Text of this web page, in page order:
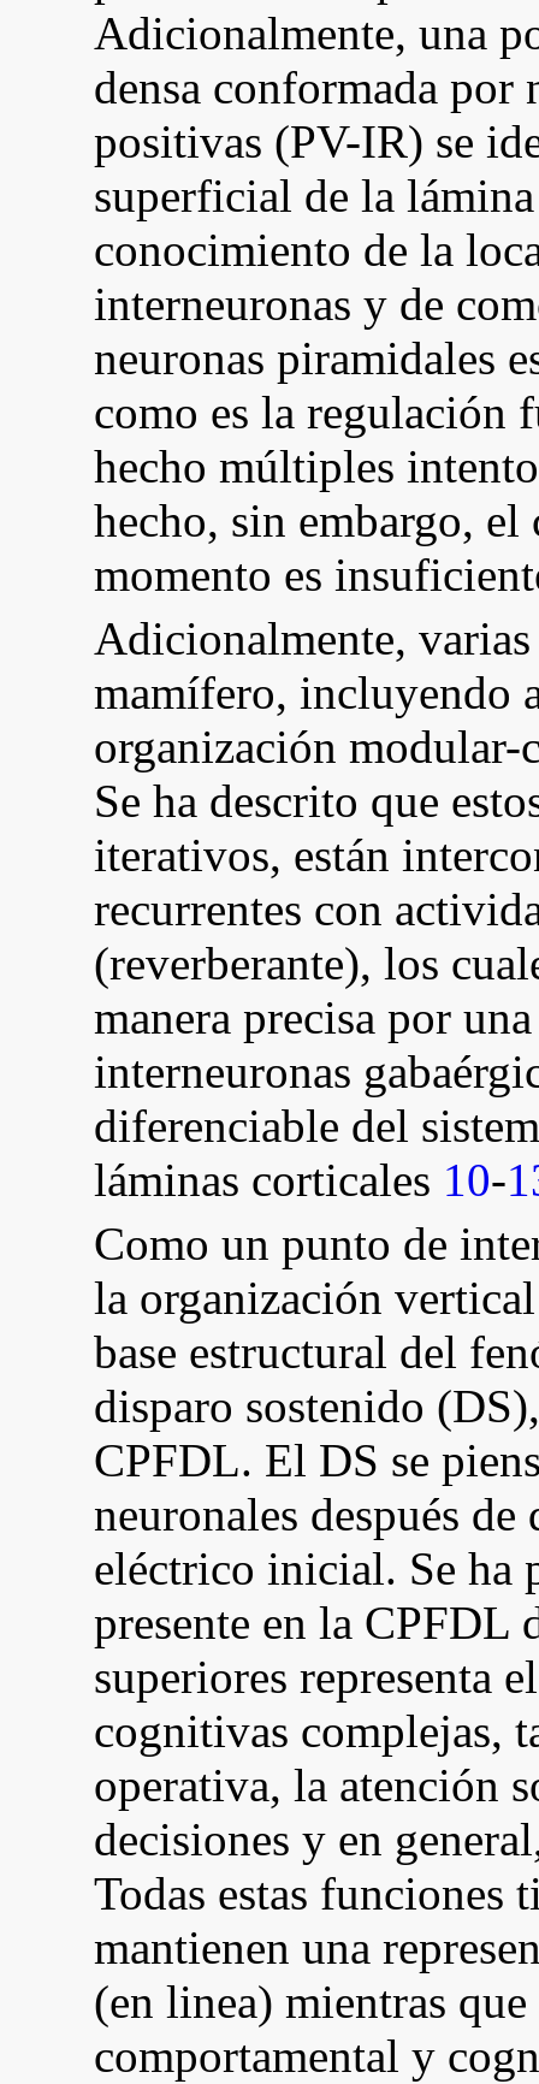
Adicionalmente, una
densa conformada por
positivas (PV-IR) se
superficial de la
conocimiento de la
interneuronas y de
neuronas piramidales
como es la regulación
hecho múltiples
hecho, sin embargo,
momento es
Adicionalmente,
mamífero, incluyendo
organización
Se ha descrito que
iterativos, están
recurrentes con
(reverberante), los
manera precisa por
interneuronas
diferenciable del
láminas corticales 10-
Como un punto de
la organización
base estructural del
disparo sostenido
CPFDL. El DS se
neuronales después
eléctrico inicial. Se ha
presente en la CPFDL
superiores representa
cognitivas complejas,
operativa, la atención
decisiones y en
Todas estas funciones
mantienen una
(en linea) mientras
comportamental y